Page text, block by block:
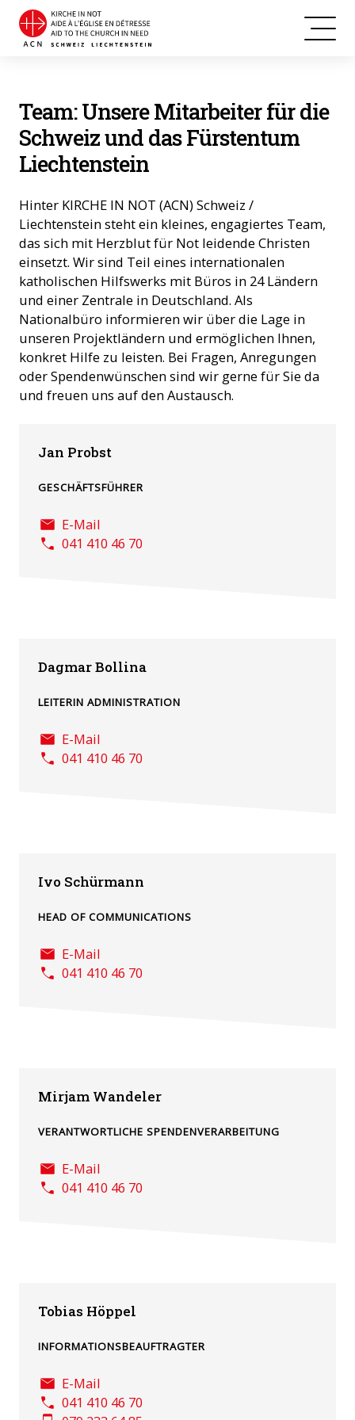
Team: Unsere Mitarbeiter für die
Schweiz und das Fürstentum
Liechtenstein
Hinter KIRCHE IN NOT (ACN) Schweiz /
Liechtenstein steht ein kleines, engagiertes Team,
das sich mit Herzblut für Not leidende Christen
einsetzt. Wir sind Teil eines internationalen
katholischen Hilfswerks mit Büros in 24 Ländern
und einer Zentrale in Deutschland. Als
Nationalbüro informieren wir über die Lage in
unseren Projektländern und ermöglichen Ihnen,
konkret Hilfe zu leisten. Bei Fragen, Anregungen
oder Spendenwünschen sind wir gerne für Sie da
und freuen uns auf den Austausch.
Jan Probst
GESCHÄFTSFÜHRER
E-Mail
041 410 46 70
Dagmar Bollina
LEITERIN ADMINISTRATION
E-Mail
041 410 46 70
Ivo Schürmann
HEAD OF COMMUNICATIONS
E-Mail
041 410 46 70
Mirjam Wandeler
VERANTWORTLICHE SPENDENVERARBEITUNG
E-Mail
041 410 46 70
Tobias Höppel
INFORMATIONSBEAUFTRAGTER
E-Mail
041 410 46 70